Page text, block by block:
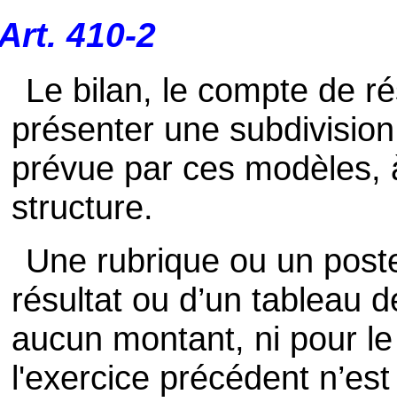
410-2
Le bilan, le compte de
présenter une
prévue par ces
structure.
Une rubrique ou un
résultat ou d’un tableau
aucun montant, ni pour
l'exercice précédent